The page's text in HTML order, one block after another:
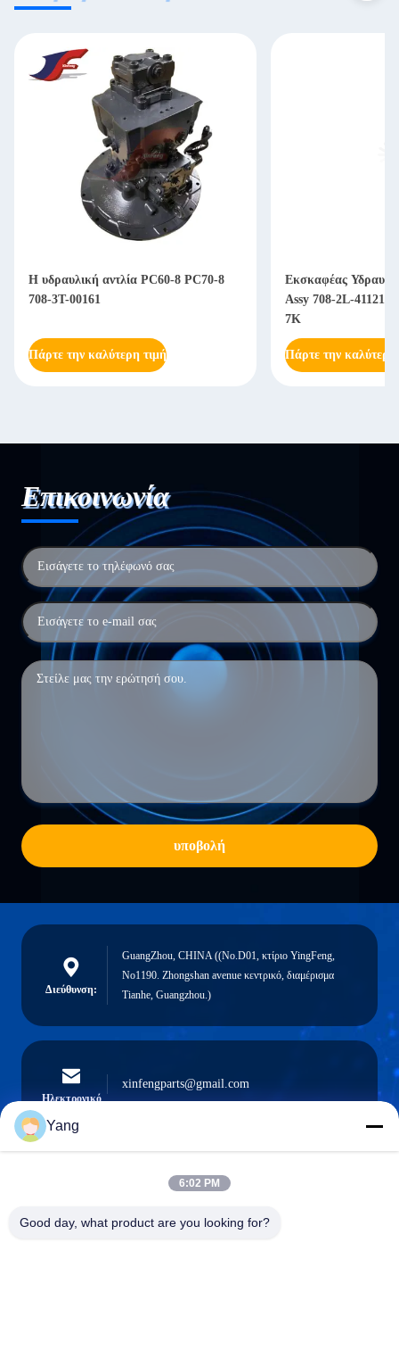
Η υδραυλική αντλία PC60-8 PC70-8
708-3T-00161
Πάρτε την καλύτερη τιμή
Εκσκαφέας
Assy 708-2L-41121
7K
Πάρτε την καλύτερη
Επικοινωνία
υποβολή
Διεύθυνση:
GuangZhou, CHINA ((No.D01, κτίριο YingFeng,
No1190. Zhongshan avenue κεντρικό, διαμέρισμα
Tianhe, Guangzhou.)
Ηλεκτρονικό
xinfengparts@gmail.com
0086-189-9844-3486
Yang
6:02 PM
Good day, what product are you looking for?